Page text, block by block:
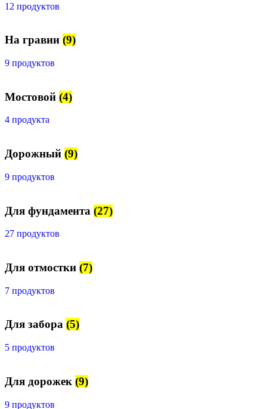
12 продуктов
На гравии (9)
9 продуктов
Мостовой (4)
4 продукта
Дорожный (9)
9 продуктов
Для фундамента (27)
27 продуктов
Для отмостки (7)
7 продуктов
Для забора (5)
5 продуктов
Для дорожек (9)
9 продуктов